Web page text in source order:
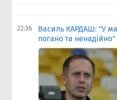
22:36
Василь КАРДАШ: "У
погано та ненадійно"